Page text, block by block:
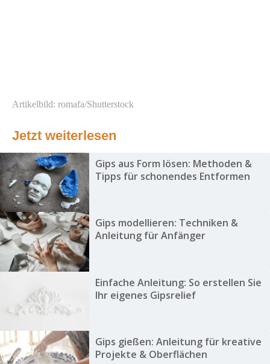
Artikelbild: romafa/Shutterstock
Jetzt weiterlesen
Gips aus Form lösen: Methoden &
Tipps für schonendes Entformen
Gips modellieren: Techniken &
Anleitung für Anfänger
Einfache Anleitung: So erstellen Sie
Ihr eigenes Gipsrelief
Gips gießen: Anleitung für kreative
Projekte & Oberflächen